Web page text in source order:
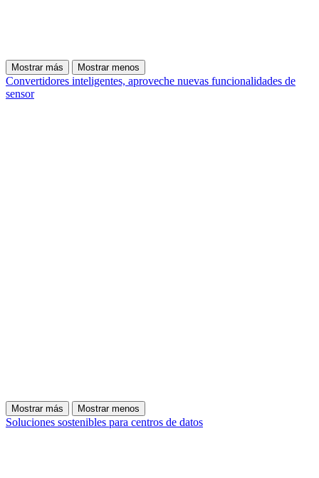
Mostrar más Mostrar menos
Convertidores inteligentes, aproveche nuevas funcionalidades de
sensor
Mostrar más Mostrar menos
Soluciones sostenibles para centros de datos